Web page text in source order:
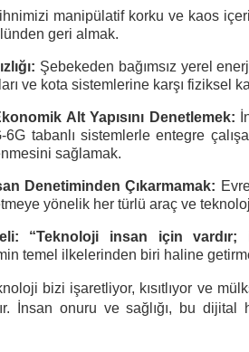
manipülatif korku ve kaos
geri almak.
Şebekeden bağımsız yerel
ve kota sistemlerine karşı fiziksel
Alt Yapısını Denetlemek:
tabanlı sistemlerle entegre
sağlamak.
Denetiminden Çıkarmamak:
yönelik her türlü araç ve
“Teknoloji insan için
temel ilkelerinden biri haline
bizi işaretliyor, kısıtlıyor ve
İnsan onuru ve sağlığı, bu dijital